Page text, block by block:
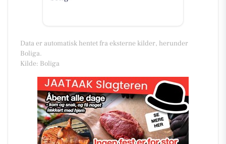
Data er automatisk hentet fra eksterne kilder, herunder
Boliga.
Kilde: Boliga